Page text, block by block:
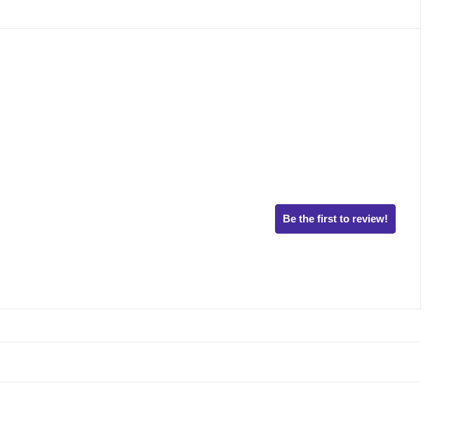
Be the first to review!